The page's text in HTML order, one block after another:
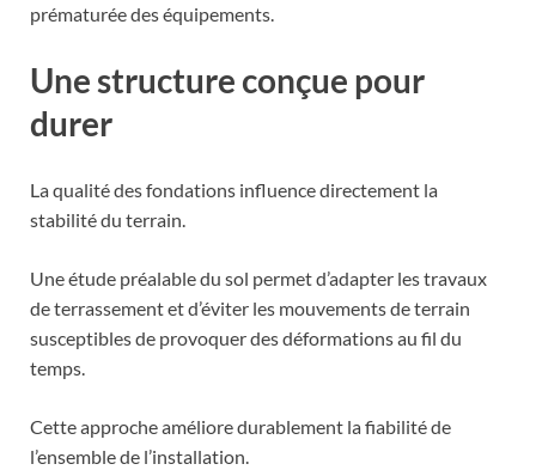
prématurée des équipements.
Une structure conçue pour
durer
La qualité des fondations influence directement la
stabilité du terrain.
Une étude préalable du sol permet d’adapter les travaux
de terrassement et d’éviter les mouvements de terrain
susceptibles de provoquer des déformations au fil du
temps.
Cette approche améliore durablement la fiabilité de
l’ensemble de l’installation.